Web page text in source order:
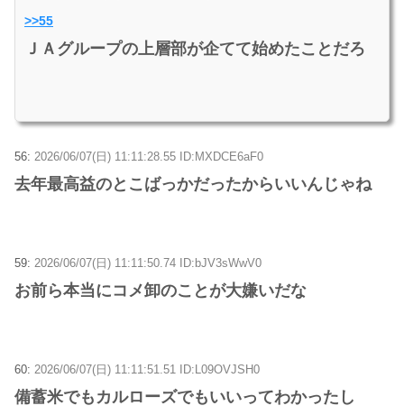
>>55
ＪＡグループの上層部が企てて始めたことだろ
56: 2026/06/07(日) 11:11:28.55 ID:MXDCE6aF0
去年最高益のとこばっかだったからいいんじゃね
59: 2026/06/07(日) 11:11:50.74 ID:bJV3sWwV0
お前ら本当にコメ卸のことが大嫌いだな
60: 2026/06/07(日) 11:11:51.51 ID:L09OVJSH0
備蓄米でもカルローズでもいいってわかったし